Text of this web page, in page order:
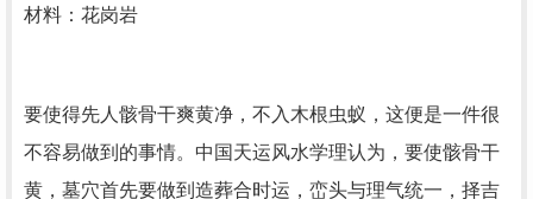
材料：花岗岩
要使得先人骸骨干爽黄净，不入木根虫蚁，这便是一件很
不容易做到的事情。中国天运风水学理认为，要使骸骨干
黄，墓穴首先要做到造葬合时运，峦头与理气统一，择吉